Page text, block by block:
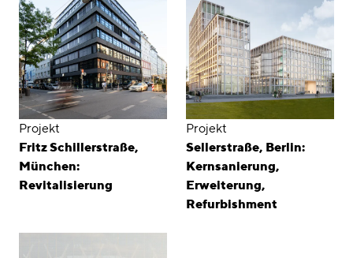
Projekt
Fritz Schillerstraße,
München:
Revitalisierung
Projekt
Sellerstraße, Berlin:
Kernsanierung,
Erweiterung,
Refurbishment